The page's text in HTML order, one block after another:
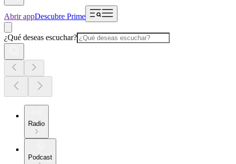
Abrir appDescubre Prime
¿Qué deseas escuchar?
Radio
Podcast